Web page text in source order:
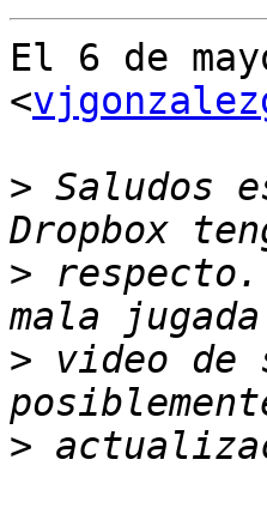
El 6 de
<
> Saludos
>
> video de
>